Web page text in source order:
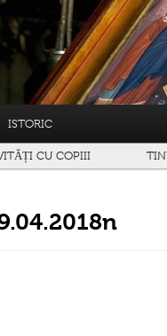
ISTORIC
CU COPIII